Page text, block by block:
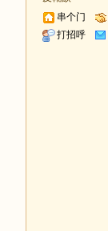
串个门
打招呼